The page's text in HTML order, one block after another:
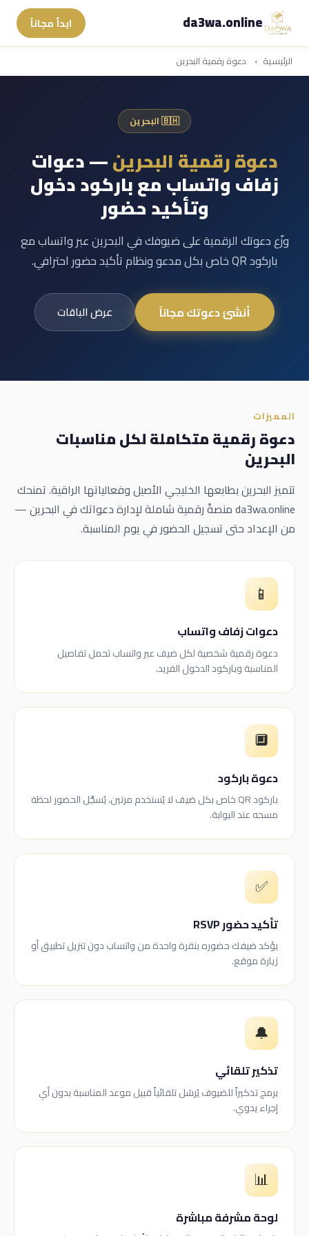
da3wa.online ابدأ مجاناً
الرئيسية › دعوة رقمية البحرين
🇧🇭 البحرين
دعوة رقمية البحرين— دعوات
زفاف واتساب مع باركود دخول
وتأكيد حضور
وزّع دعوتك الرقمية على ضيوفك في البحرين عبر واتساب مع
باركود QR خاص بكل مدعو ونظام تأكيد حضور احترافي.
أنشئ دعوتك مجاناً عرض الباقات
المميزات
دعوة رقمية متكاملة لكل مناسبات
البحرين
تتميز البحرين بطابعها الخليجي الأصيل وفعالياتها الراقية. تمنحك
da3wa.online منصةً رقمية شاملة لإدارة دعواتك في البحرين —
من الإعداد حتى تسجيل الحضور في يوم المناسبة.
📱
دعوات زفاف واتساب
دعوة رقمية شخصية لكل ضيف عبر واتساب تحمل تفاصيل
المناسبة وباركود الدخول الفريد.
🔲
دعوة باركود
باركود QR خاص بكل ضيف لا يُستخدم مرتين، يُسجِّل الحضور لحظة
مسحه عند البوابة.
✅
تأكيد حضور RSVP
يؤكد ضيفك حضوره بنقرة واحدة من واتساب دون تنزيل تطبيق أو
زيارة موقع.
🔔
تذكير تلقائي
برمج تذكيراً للضيوف يُرسَل تلقائياً قبيل موعد المناسبة بدون أي
إجراء يدوي.
📊
لوحة مشرفة مباشرة